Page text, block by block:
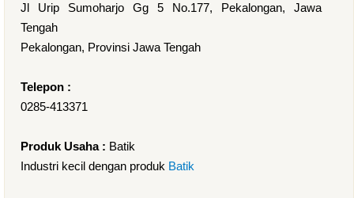
Jl Urip Sumoharjo Gg 5 No.177, Pekalongan, Jawa
Tengah
Pekalongan, Provinsi Jawa Tengah
Telepon :
0285-413371
Produk Usaha : Batik
Industri kecil dengan produk Batik